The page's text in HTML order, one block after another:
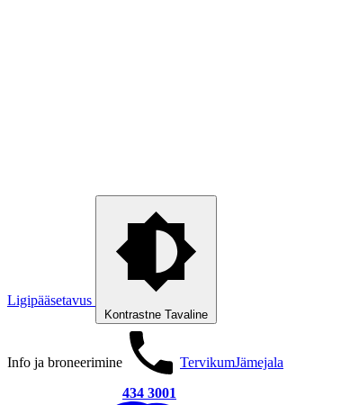
Ligipääsetavus
Kontrastne Tavaline
Info ja broneerimine
434 3001
TervikumJämejala